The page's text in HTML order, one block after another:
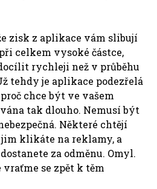
zisk z aplikace vám slibují
celkem vysoké částce,
rychleji než v průběhu
tehdy je aplikace podezřelá
chce být ve vašem
tak dlouho. Nemusí být
Některé chtějí
klikáte na reklamy, a
za odměnu. Omyl.
vraťme se zpět k těm